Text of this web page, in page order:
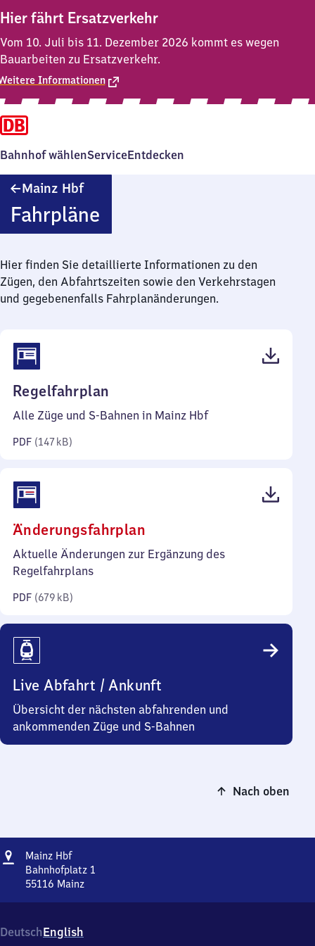
Hier fährt Ersatzverkehr
Vom 10. Juli bis 11. Dezember 2026 kommt es wegen
Bauarbeiten zu Ersatzverkehr.
Informationen
Bahnhof wählenServiceEntdecken
Mainz HbfMainz
Fahrpläne
Hier finden Sie detaillierte Informationen zu den
Zügen, den Abfahrtszeiten sowie den Verkehrstagen
und gegebenenfalls Fahrplanänderungen.
Regelfahrplan
147
Alle Züge und S-Bahnen in Mainz Hbf
PDF (147 kB)
Änderungsfahrplan
679
Aktuelle Änderungen zur Ergänzung des
Regelfahrplans
PDF (679 kB)
Live Abfahrt / Ankunft
Übersicht der nächsten abfahrenden und
ankommenden Züge und S-Bahnen
Nach oben
Adresse
Mainz HbfMainz
Hauptbahnhof
Bahnhofplatz 1
55116 Mainz
Bahnhofplatz
1,
DeutschEnglish